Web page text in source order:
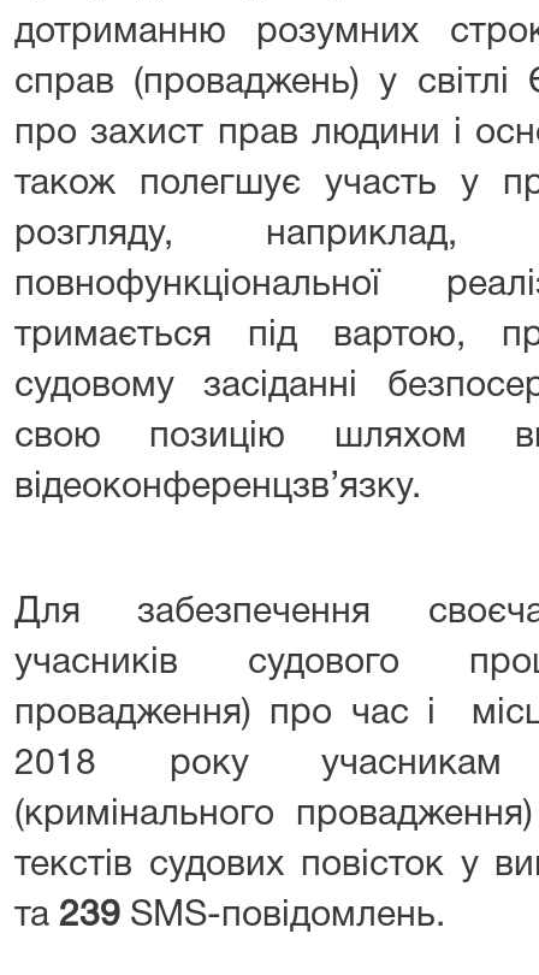
дотриманню розумних
справ (проваджень) у світлі
про захист прав людини і
також полегшує участь у
розгляду, наприклад,
повнофункціональної
тримається під вартою,
судовому засіданні
свою позицію шляхом
відеоконференцзв’язку.
Для забезпечення
учасників судового
провадження) про час і
2018 року учасникам
(кримінального
текстів судових повісток у
та 239 SMS-повідомлень.